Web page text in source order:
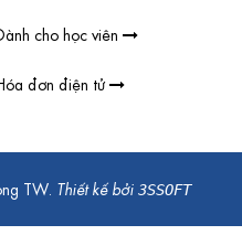
cho học viên
đơn điện tử
TW. Thiết kế bởi 3SSOFT